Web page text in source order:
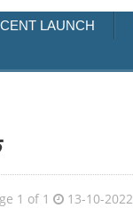
LAUNCH
1 of 1 13-10-2022